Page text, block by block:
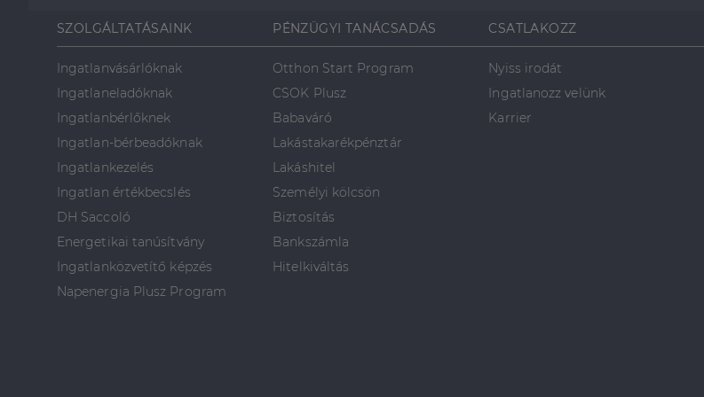
SZOLGÁLTATÁSAINK
Ingatlanvásárlóknak
Ingatlaneladóknak
Ingatlanbérlőknek
Ingatlan-bérbeadóknak
Ingatlankezelés
Ingatlan értékbecslés
DH Saccoló
Energetikai tanúsítvány
Ingatlanközvetítő képzés
Napenergia Plusz Program
PÉNZÜGYI TANÁCSADÁS
Otthon Start Program
CSOK Plusz
Babaváró
Lakástakarékpénztár
Lakáshitel
Személyi kölcsön
Biztosítás
Bankszámla
Hitelkiváltás
CSATLAKOZZ
Nyiss irodát
Ingatlanozz velünk
Karrier